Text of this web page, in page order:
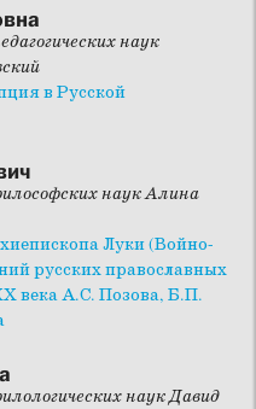
наук
в Русской
наук Алина
Луки (Войно-
русских православных
века А.С. Позова, Б.П.
наук Давид